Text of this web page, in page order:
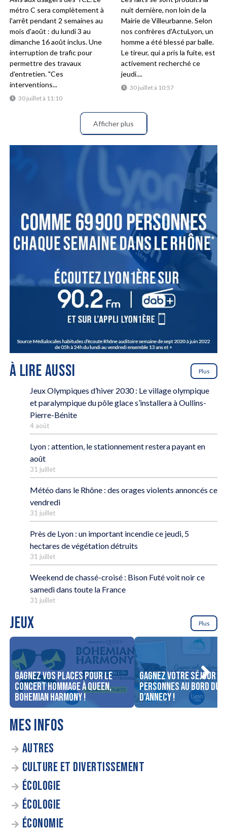
30 juillet à 11:10
métro C sera complètement à
l'arrêt pendant 2 semaines au
mois d'août : du lundi 3 au
dimanche 16 août inclus. Une
interruption de trafic pour
permettre des travaux
d'entretien. "Ces
interventions...
30 juillet à 10:57
nuit dernière, non loin de la
Mairie de Villeurbanne. Selon
nos confrères d'ActuLyon, un
homme a été blessé par balle.
Le tireur, qui a pris la fuite, est
activement recherché ce
jeudi....
Afficher plus
À LIRE AUSSI Plus
Jeux Olympiques d’hiver 2030 : Le village olympique
et paralympique du pôle glace s’installera à Oullins-
Pierre-Bénite
4 août
Lyon : attention, le stationnement restera payant en
août
31 juillet
Météo dans le Rhône : des orages violents annoncés ce
vendredi
31 juillet
Près de Lyon : un important incendie ce jeudi, 5
hectares de végétation détruits
31 juillet
Weekend de chassé-croisé : Bison Futé voit noir ce
samedi dans toute la France
31 juillet
JEUX Plus
Gagnez vos places pour le
concert Hommage à Queen,
Bohemian Harmony !
Gagnez votre séjour
personnes au bord du
d’Annecy !
MES INFOS
AUTRES
CULTURE ET DIVERTISSEMENT
ÉCOLOGIE
ÉCOLOGIE
ÉCONOMIE